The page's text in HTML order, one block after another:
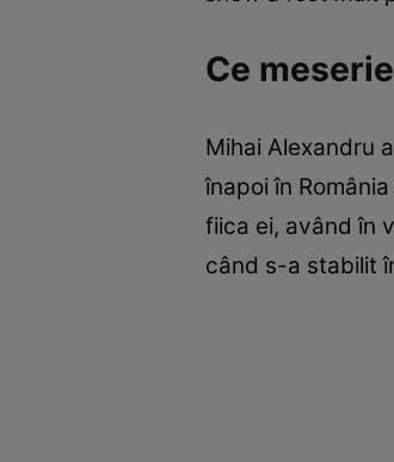
Ce
Mihai Alexandru
înapoi în
fiica ei, având în
când s-a stabilit